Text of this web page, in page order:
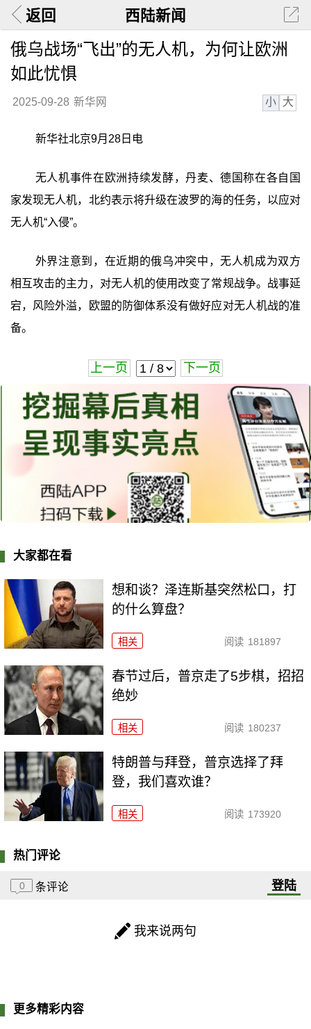
返回 西陆新闻
俄乌战场“飞出”的无人机，为何让欧洲
如此忧惧
2025-09-28 新华网 小 大
新华社北京9月28日电
无人机事件在欧洲持续发酵，丹麦、德国称在各自国
家发现无人机，北约表示将升级在波罗的海的任务，以应对
无人机“入侵”。
外界注意到，在近期的俄乌冲突中，无人机成为双方
相互攻击的主力，对无人机的使用改变了常规战争。战事延
宕，风险外溢，欧盟的防御体系没有做好应对无人机战的准
备。
上一页 下一页
大家都在看
想和谈？泽连斯基突然松口，打
的什么算盘？
相关 阅读 181897
春节过后，普京走了5步棋，招招
绝妙
相关 阅读 180237
特朗普与拜登，普京选择了拜
登，我们喜欢谁？
相关 阅读 173920
热门评论
0 条评论 登陆
我来说两句
更多精彩内容